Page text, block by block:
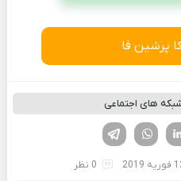
پرشین فا
های اجتماعی
لینکدین تویتر
2019 0 نظر